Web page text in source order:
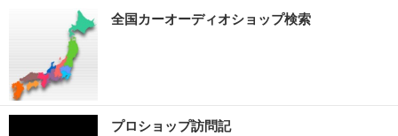
全国カーオーディオショップ検索
プロショップ訪問記